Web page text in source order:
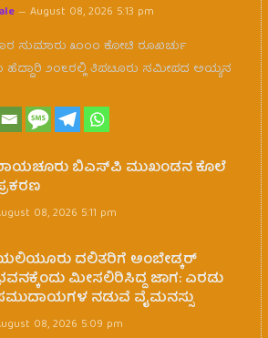
August 08, 2026 5:13 pm
ಸುಮಾರು ೩೦೦೦ ಕೋಟಿ ರೂಖರ್ಚು
ಹೆದ್ದಾರಿ ೨೦೬ರಲ್ಲಿ ತಿಪಟೂರು ಸಮೀಪದ ಅಯ್ಯನ
ಬಿಎಸ್‌ಪಿ ಮುಖಂಡನ ಕೊಲೆ
08, 2026 5:11 pm
ದಲಿತರಿಗೆ ಅಂಬೇಡ್ಕರ್
ಮೀಸಲಿರಿಸಿದ್ದ ಜಾಗ: ಎರಡು
ನಡುವೆ ವೈಮನಸ್ಸು
08, 2026 5:09 pm